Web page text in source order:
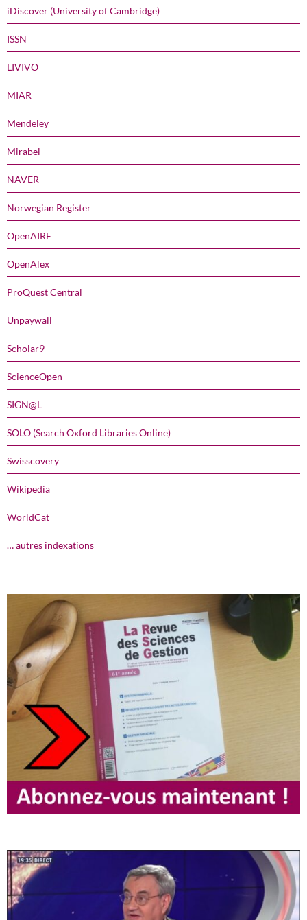
iDiscover (University of Cambridge)
ISSN
LIVIVO
MIAR
Mendeley
Mirabel
NAVER
Norwegian Register
OpenAIRE
OpenAlex
ProQuest Central
Unpaywall
Scholar9
ScienceOpen
SIGN@L
SOLO (Search Oxford Libraries Online)
Swisscovery
Wikipedia
WorldCat
… autres indexations